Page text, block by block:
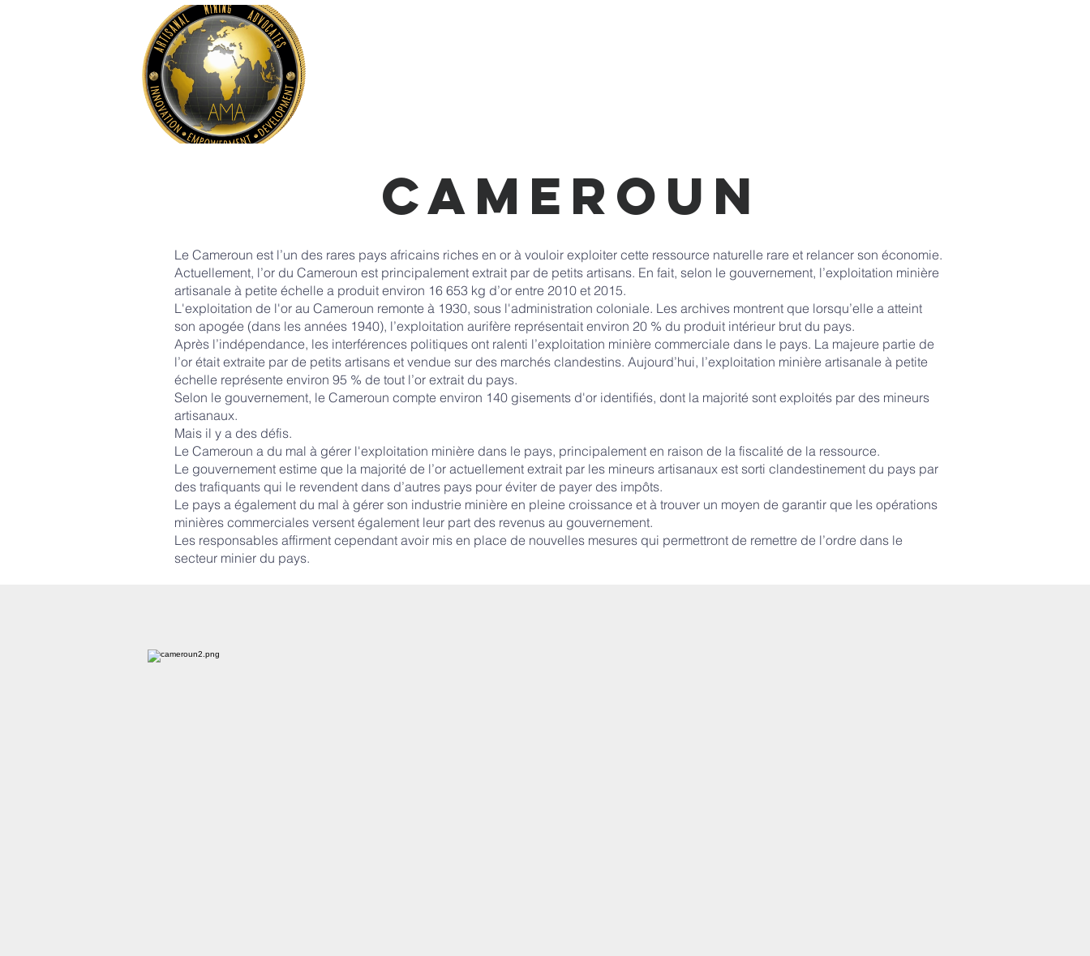
Cameroun
Le Cameroun est l’un des rares pays africains riches en or à vouloir exploiter cette ressource naturelle rare et relancer son économie.
Actuellement, l’or du Cameroun est principalement extrait par de petits artisans. En fait, selon le gouvernement, l’exploitation minière
artisanale à petite échelle a produit environ 16 653 kg d’or entre 2010 et 2015.
L'exploitation de l'or au Cameroun remonte à 1930, sous l'administration coloniale. Les archives montrent que lorsqu’elle a atteint
son apogée (dans les années 1940), l’exploitation aurifère représentait environ 20 % du produit intérieur brut du pays.
Après l’indépendance, les interférences politiques ont ralenti l’exploitation minière commerciale dans le pays. La majeure partie de
l’or était extraite par de petits artisans et vendue sur des marchés clandestins. Aujourd’hui, l’exploitation minière artisanale à petite
échelle représente environ 95 % de tout l’or extrait du pays.
Selon le gouvernement, le Cameroun compte environ 140 gisements d'or identifiés, dont la majorité sont exploités par des mineurs
artisanaux.
Mais il y a des défis.
Le Cameroun a du mal à gérer l'exploitation minière dans le pays, principalement en raison de la fiscalité de la ressource.
Le gouvernement estime que la majorité de l’or actuellement extrait par les mineurs artisanaux est sorti clandestinement du pays par
des trafiquants qui le revendent dans d’autres pays pour éviter de payer des impôts.
Le pays a également du mal à gérer son industrie minière en pleine croissance et à trouver un moyen de garantir que les opérations
minières commerciales versent également leur part des revenus au gouvernement.
Les responsables affirment cependant avoir mis en place de nouvelles mesures qui permettront de remettre de l’ordre dans le
secteur minier du pays.